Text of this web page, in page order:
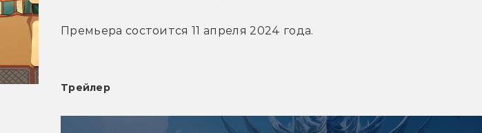
Премьера состоится 11 апреля 2024 года.
Трейлер